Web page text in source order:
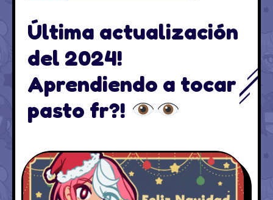
Última actualización
del 2024!
Aprendiendo a tocar
pasto fr?!